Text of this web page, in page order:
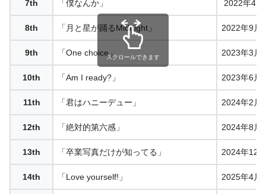
7th 「僕なんか」 2022年4月
8th 「月と星が踊るMidnight」 2022年9月
9th 「One choice」 2023年3月
10th 「Am I ready?」 2023年6月
11th 「君はハニーデュー」 2024年2月
12th 「絶対的第六感」 2024年8月
13th 「卒業写真だけが知ってる」 2024年12
14th 「Love yourself!」 2025年4月
スクロールできます